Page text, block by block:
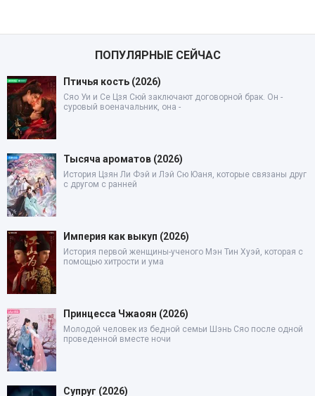
ПОПУЛЯРНЫЕ СЕЙЧАС
Птичья кость (2026)
Сяо Уи и Се Цзя Сюй заключают договорной брак. Он -
суровый военачальник, она -
Тысяча ароматов (2026)
История Цзян Ли Фэй и Лэй Сю Юаня, которые связаны друг
с другом с ранней
Империя как выкуп (2026)
История первой женщины-ученого Мэн Тин Хуэй, которая с
помощью хитрости и ума
Принцесса Чжаоян (2026)
Молодой человек из бедной семьи Шэнь Сяо после одной
проведенной вместе ночи
Супруг (2026)